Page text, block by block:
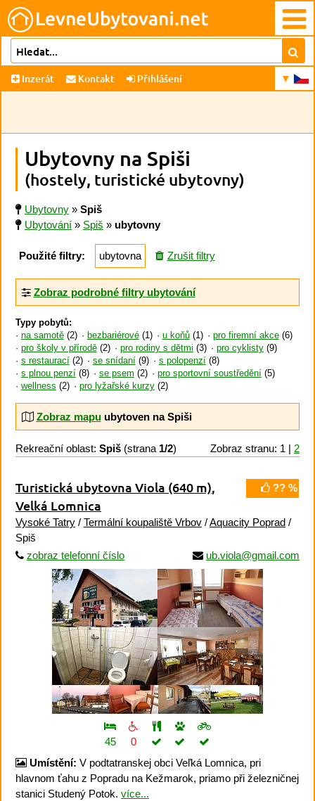
Inzerát Kontakt Přihlášení
Ubytovny na Spiši
(hostely, turistické ubytovny)
Ubytovny » Spiš
Ubytování » Spiš » ubytovny
Použité filtry: ubytovna Zrušit filtry
Zobraz podrobné filtry ubytování
Typy pobytů:
na samotě(2) bezbariérové(1) u koňů(1) pro firemní akce(6)
pro školy v přírodě(2) pro rodiny s dětmi (3) pro cyklisty(9)
s restaurací (2) se snídaní (9) s polopenzí (8)
s plnou penzí (8) se psem (2) pro sportovní soustředění (5)
wellness (2) pro lyžařské kurzy(2)
Zobraz mapuubytoven na Spiši
Rekreační oblast: Spiš (strana 1/2) Zobraz stranu: 1 | 2
?? %
Turistická ubytovna Viola (640 m),
Velká Lomnica
Vysoké Tatry / Termální koupaliště Vrbov /Aquacity Poprad /
Spiš
zobraz telefonní číslo
ub.viola@gmail.com
45
0
Umístění: V podtatranskej obci Veľká Lomnica, pri
hlavnom ťahu z Popradu na Kežmarok, priamo při železničnej
stanici Studený Potok. více...